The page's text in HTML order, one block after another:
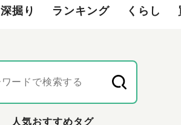
深掘り ランキング くらし
人気おすすめタグ